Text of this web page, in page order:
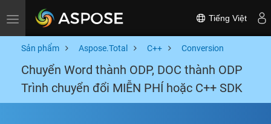
Toggle navigation Tiếng Việt
Sản phẩm Aspose.Total C++ Conversion
Chuyển Word thành ODP, DOC thành ODP
Trình chuyển đổi MIỄN PHÍ hoặc C++ SDK